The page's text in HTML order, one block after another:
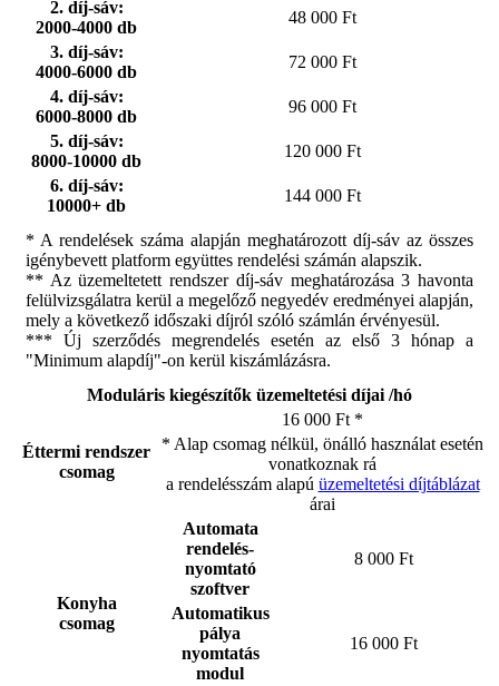
2. díj-sáv:
2000-4000 db
48 000 Ft
3. díj-sáv:
4000-6000 db
72 000 Ft
4. díj-sáv:
6000-8000 db
96 000 Ft
5. díj-sáv:
8000-10000 db
120 000 Ft
6. díj-sáv:
10000+ db
144 000 Ft
* A rendelések száma alapján meghatározott díj-sáv az összes
igénybevett platform együttes rendelési számán alapszik.
** Az üzemeltetett rendszer díj-sáv meghatározása 3 havonta
felülvizsgálatra kerül a megelőző negyedév eredményei alapján,
mely a következő időszaki díjról szóló számlán érvényesül.
*** Új szerződés megrendelés esetén az első 3 hónap a
"Minimum alapdíj"-on kerül kiszámlázásra.
Moduláris kiegészítők üzemeltetési díjai /hó
Éttermi rendszer
csomag
16 000 Ft *
* Alap csomag nélkül, önálló használat esetén
vonatkoznak rá
a rendelésszám alapú üzemeltetési díjtáblázat
árai
Konyha
csomag
Automata
rendelés-
nyomtató
szoftver
8 000 Ft
Automatikus
pálya
nyomtatás
modul
16 000 Ft